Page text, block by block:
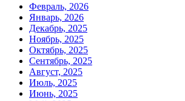
Февраль, 2026
Январь, 2026
Декабрь, 2025
Ноябрь, 2025
Октябрь, 2025
Сентябрь, 2025
Август, 2025
Июль, 2025
Июнь, 2025